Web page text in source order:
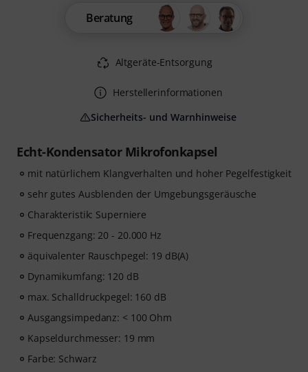
Echt-Kondensator Mikrofonkapsel
mit natürlichem Klangverhalten und hoher Pegelfestigkeit
sehr gutes Ausblenden der Umgebungsgeräusche
Charakteristik: Superniere
Frequenzgang: 20 - 20.000 Hz
äquivalenter Rauschpegel: 19 dB(A)
Dynamikumfang: 120 dB
max. Schalldruckpegel: 160 dB
Ausgangsimpedanz: < 100 Ohm
Kapseldurchmesser: 19 mm
Farbe: Schwarz
Beratung
Altgeräte-Entsorgung
Herstellerinformationen
Sicherheits- und Warnhinweise